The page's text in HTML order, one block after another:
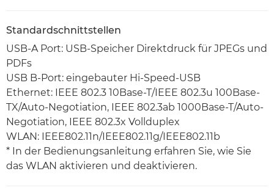
Standardschnittstellen
USB-A Port: USB-Speicher Direktdruck für JPEGs und
PDFs
USB B-Port: eingebauter Hi-Speed-USB
Ethernet: IEEE 802.3 10Base-T/IEEE 802.3u 100Base-
TX/Auto-Negotiation, IEEE 802.3ab 1000Base-T/Auto-
Negotiation, IEEE 802.3x Vollduplex
WLAN: IEEE802.11n/IEEE802.11g/IEEE802.11b
* In der Bedienungsanleitung erfahren Sie, wie Sie
das WLAN aktivieren und deaktivieren.